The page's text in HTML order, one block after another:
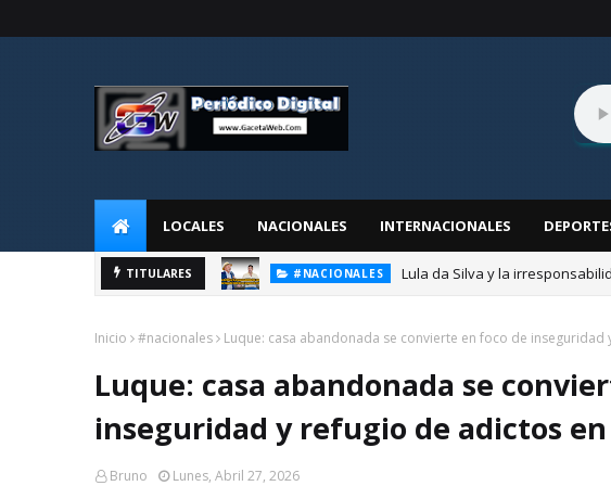
LOCALES NACIONALES INTERNACIONALES
TITULARES #NACIONALES Fernando de la Mora: Joven de
Inicio #nacionales Luque: casa abandonada se convierte en foco de
Luque: casa abandonada se
inseguridad y refugio de adictos
Bruno Lunes, Abril 27, 2026